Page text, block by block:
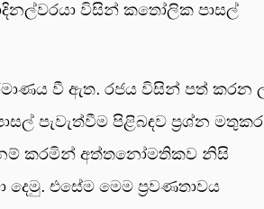
විසින් කතෝලික පාසල්
වී ඇත. රජය විසින් පත් කරන
පැවැත්වීම පිළිබඳව ප‍්‍රශ්න මතුකර
නම් කරමින් අත්තනෝමතිකව නිසි
එසේම මෙම ප‍්‍රවණතාවය